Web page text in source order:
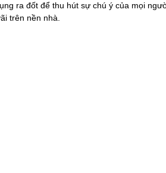
ra đốt để thu hút sự chú ý của mọi
trên nền nhà.